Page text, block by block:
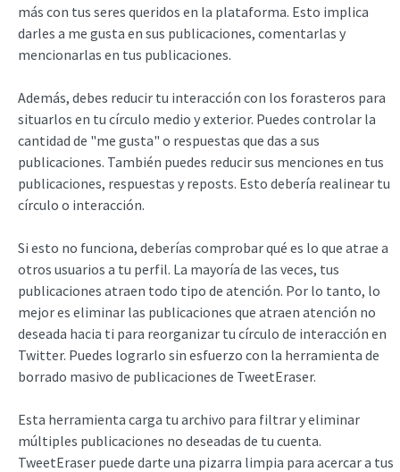
más con tus seres queridos en la plataforma. Esto implica
darles a me gusta en sus publicaciones, comentarlas y
mencionarlas en tus publicaciones.
Además, debes reducir tu interacción con los forasteros para
situarlos en tu círculo medio y exterior. Puedes controlar la
cantidad de "me gusta" o respuestas que das a sus
publicaciones. También puedes reducir sus menciones en tus
publicaciones, respuestas y reposts. Esto debería realinear tu
círculo o interacción.
Si esto no funciona, deberías comprobar qué es lo que atrae a
otros usuarios a tu perfil. La mayoría de las veces, tus
publicaciones atraen todo tipo de atención. Por lo tanto, lo
mejor es eliminar las publicaciones que atraen atención no
deseada hacia ti para reorganizar tu círculo de interacción en
Twitter. Puedes lograrlo sin esfuerzo con la herramienta de
borrado masivo de publicaciones de TweetEraser.
Esta herramienta carga tu archivo para filtrar y eliminar
múltiples publicaciones no deseadas de tu cuenta.
TweetEraser puede darte una pizarra limpia para acercar a tus